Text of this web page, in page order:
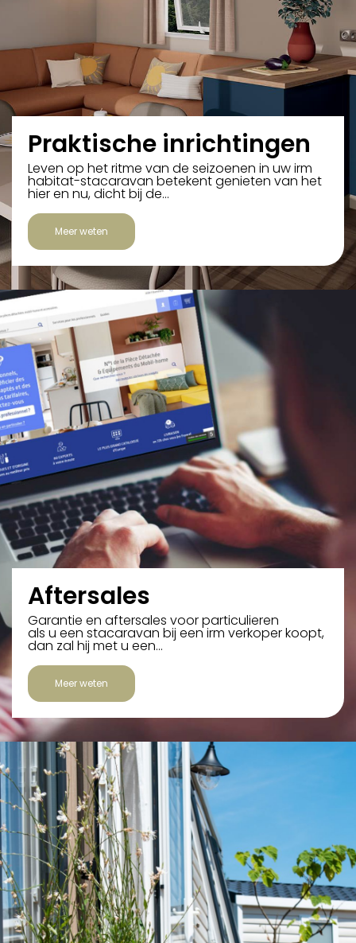
Praktische inrichtingen
Leven op het ritme van de seizoenen in uw irm
habitat-stacaravan betekent genieten van het
hier en nu, dicht bij de…
Meer weten
Aftersales
Garantie en aftersales voor particulieren
als u een stacaravan bij een irm verkoper koopt,
dan zal hij met u een…
Meer weten